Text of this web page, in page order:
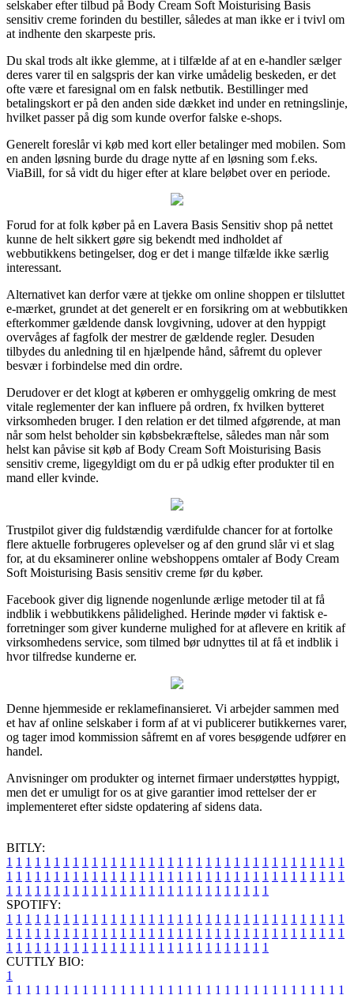
selskaber efter tilbud på Body Cream Soft Moisturising Basis
sensitiv creme forinden du bestiller, således at man ikke er i tvivl om
at indhente den skarpeste pris.
Du skal trods alt ikke glemme, at i tilfælde af at en e-handler sælger
deres varer til en salgspris der kan virke umådelig beskeden, er det
ofte være et faresignal om en falsk netbutik. Bestillinger med
betalingskort er på den anden side dækket ind under en retningslinje,
hvilket passer på dig som kunde overfor falske e-shops.
Generelt foreslår vi køb med kort eller betalinger med mobilen. Som
en anden løsning burde du drage nytte af en løsning som f.eks.
ViaBill, for så vidt du higer efter at klare beløbet over en periode.
Forud for at folk køber på en Lavera Basis Sensitiv shop på nettet
kunne de helt sikkert gøre sig bekendt med indholdet af
webbutikkens betingelser, dog er det i mange tilfælde ikke særlig
interessant.
Alternativet kan derfor være at tjekke om online shoppen er tilsluttet
e-mærket, grundet at det generelt er en forsikring om at webbutikken
efterkommer gældende dansk lovgivning, udover at den hyppigt
overvåges af fagfolk der mestrer de gældende regler. Desuden
tilbydes du anledning til en hjælpende hånd, såfremt du oplever
besvær i forbindelse med din ordre.
Derudover er det klogt at køberen er omhyggelig omkring de mest
vitale reglementer der kan influere på ordren, fx hvilken bytteret
virksomheden bruger. I den relation er det tilmed afgørende, at man
når som helst beholder sin købsbekræftelse, således man når som
helst kan påvise sit køb af Body Cream Soft Moisturising Basis
sensitiv creme, ligegyldigt om du er på udkig efter produkter til en
mand eller kvinde.
Trustpilot giver dig fuldstændig værdifulde chancer for at fortolke
flere aktuelle forbrugeres oplevelser og af den grund slår vi et slag
for, at du eksaminerer online webshoppens omtaler af Body Cream
Soft Moisturising Basis sensitiv creme før du køber.
Facebook giver dig lignende nogenlunde ærlige metoder til at få
indblik i webbutikkens pålidelighed. Herinde møder vi faktisk e-
forretninger som giver kunderne mulighed for at aflevere en kritik af
virksomhedens service, som tilmed bør udnyttes til at få et indblik i
hvor tilfredse kunderne er.
Denne hjemmeside er reklamefinansieret. Vi arbejder sammen med
et hav af online selskaber i form af at vi publicerer butikkernes varer,
og tager imod kommission såfremt en af vores besøgende udfører en
handel.
Anvisninger om produkter og internet firmaer understøttes hyppigt,
men det er umuligt for os at give garantier imod rettelser der er
implementeret efter sidste opdatering af sidens data.
BITLY:
1 1 1 1 1 1 1 1 1 1 1 1 1 1 1 1 1 1 1 1 1 1 1 1 1 1 1 1 1 1 1 1 1 1 1 1
1 1 1 1 1 1 1 1 1 1 1 1 1 1 1 1 1 1 1 1 1 1 1 1 1 1 1 1 1 1 1 1 1 1 1 1
1 1 1 1 1 1 1 1 1 1 1 1 1 1 1 1 1 1 1 1 1 1 1 1 1 1 1 1
SPOTIFY:
1 1 1 1 1 1 1 1 1 1 1 1 1 1 1 1 1 1 1 1 1 1 1 1 1 1 1 1 1 1 1 1 1 1 1 1
1 1 1 1 1 1 1 1 1 1 1 1 1 1 1 1 1 1 1 1 1 1 1 1 1 1 1 1 1 1 1 1 1 1 1 1
1 1 1 1 1 1 1 1 1 1 1 1 1 1 1 1 1 1 1 1 1 1 1 1 1 1 1 1
CUTTLY BIO:
1
1 1 1 1 1 1 1 1 1 1 1 1 1 1 1 1 1 1 1 1 1 1 1 1 1 1 1 1 1 1 1 1 1 1 1 1